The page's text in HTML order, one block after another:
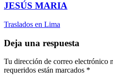
JESÚS MARIA
Traslados en Lima
Deja una respuesta
Tu dirección de correo electrónico
requeridos están marcados *